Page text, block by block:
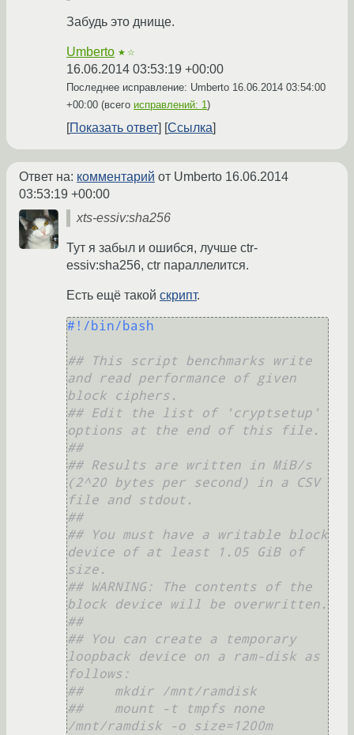
Забудь это днище.
Umberto ★☆
16.06.2014 03:53:19 +00:00
Последнее исправление: Umberto 16.06.2014 03:54:00
+00:00 (всего исправлений: 1)
Показать ответ Ссылка
Ответ на: комментарий от Umberto 16.06.2014
03:53:19 +00:00
xts-essiv:sha256
Тут я забыл и ошибся, лучше ctr-
essiv:sha256, ctr параллелится.
Есть ещё такой скрипт.
#!/bin/bash
## This script benchmarks write
and read performance of given
block ciphers.
## Edit the list of 'cryptsetup'
options at the end of this file.
##
## Results are written in MiB/s
(2^20 bytes per second) in a CSV
file and stdout.
##
## You must have a writable block
device of at least 1.05 GiB of
size.
## WARNING: The contents of the
block device will be overwritten.
##
## You can create a temporary
loopback device on a ram-disk as
follows:
##    mkdir /mnt/ramdisk
##    mount -t tmpfs none
/mnt/ramdisk -o size=1200m